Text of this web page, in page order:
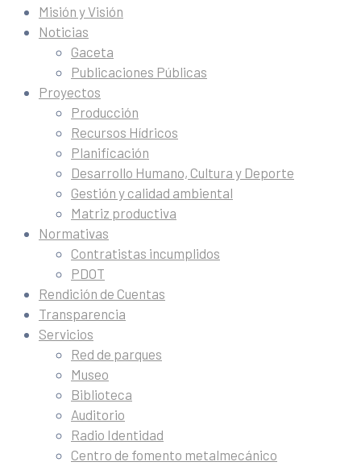
Misión y Visión
Noticias
Gaceta
Publicaciones Públicas
Proyectos
Producción
Recursos Hídricos
Planificación
Desarrollo Humano, Cultura y Deporte
Gestión y calidad ambiental
Matriz productiva
Normativas
Contratistas incumplidos
PDOT
Rendición de Cuentas
Transparencia
Servicios
Red de parques
Museo
Biblioteca
Auditorio
Radio Identidad
Centro de fomento metalmecánico